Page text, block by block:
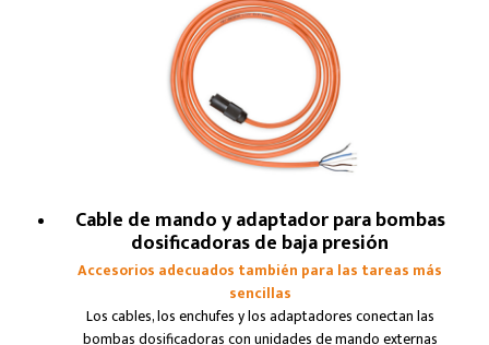
Cable de mando y adaptador para bombas
dosificadoras de baja presión
Accesorios adecuados también para las tareas más
sencillas
Los cables, los enchufes y los adaptadores conectan las
bombas dosificadoras con unidades de mando externas